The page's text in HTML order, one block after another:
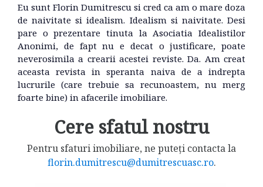
Eu sunt Florin Dumitrescu si cred ca am o mare doza
de naivitate si idealism. Idealism si naivitate. Desi
pare o prezentare tinuta la Asociatia Idealistilor
Anonimi, de fapt nu e decat o justificare, poate
neverosimila a crearii acestei reviste. Da. Am creat
aceasta revista in speranta naiva de a indrepta
lucrurile (care trebuie sa recunoastem, nu merg
foarte bine) in afacerile imobiliare.
Cere sfatul nostru
Pentru sfaturi imobiliare, ne puteți contacta la
florin.dumitrescu@dumitrescuasc.ro.